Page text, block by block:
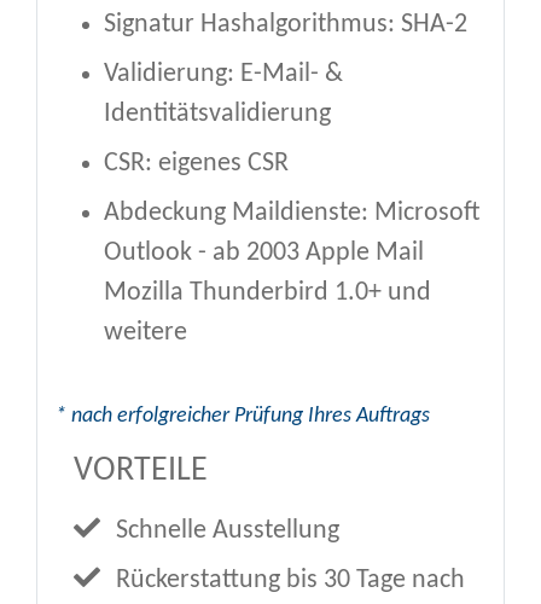
Signatur Hashalgorithmus: SHA-2
Validierung: E-Mail- &
Identitätsvalidierung
CSR: eigenes CSR
Abdeckung Maildienste: Microsoft
Outlook - ab 2003 Apple Mail
Mozilla Thunderbird 1.0+ und
weitere
* nach erfolgreicher Prüfung Ihres Auftrags
VORTEILE
Schnelle Ausstellung
Rückerstattung bis 30 Tage nach